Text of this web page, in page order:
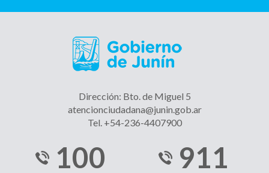
Dirección: Bto. de Miguel 5
atencionciudadana@junin.gob.ar
Tel. +54-236-4407900
100 911